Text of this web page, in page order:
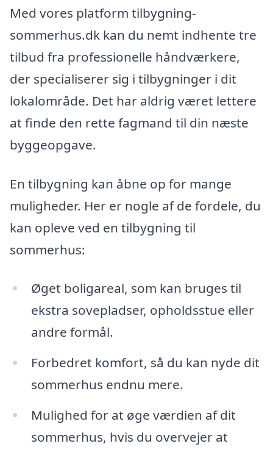
Med vores platform tilbygning-
sommerhus.dk kan du nemt indhente tre
tilbud fra professionelle håndværkere,
der specialiserer sig i tilbygninger i dit
lokalområde. Det har aldrig været lettere
at finde den rette fagmand til din næste
byggeopgave.
En tilbygning kan åbne op for mange
muligheder. Her er nogle af de fordele, du
kan opleve ved en tilbygning til
sommerhus:
Øget boligareal, som kan bruges til
ekstra sovepladser, opholdsstue eller
andre formål.
Forbedret komfort, så du kan nyde dit
sommerhus endnu mere.
Mulighed for at øge værdien af dit
sommerhus, hvis du overvejer at